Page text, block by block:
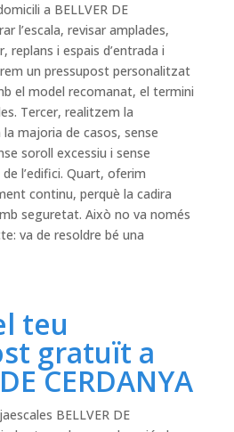
a BELLVER DE
l’escala, revisar amplades,
replans i espais d’entrada i
un pressupost personalitzat
el model recomanat, el termini
Tercer, realitzem la
la majoria de casos, sense
soroll excessiu i sense
l’edifici. Quart, oferim
continu, perquè la cadira
seguretat. Això no va només
va de resoldre bé una
teu
gratuït a
CERDANYA
BELLVER DE